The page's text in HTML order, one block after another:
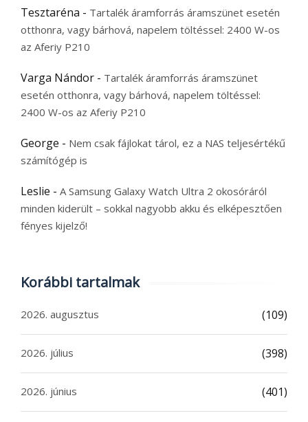
Tesztaréna - Tartalék áramforrás áramszünet esetén
otthonra, vagy bárhová, napelem töltéssel: 2400 W-os
az Aferiy P210
Varga Nándor - Tartalék áramforrás áramszünet
esetén otthonra, vagy bárhová, napelem töltéssel:
2400 W-os az Aferiy P210
George - Nem csak fájlokat tárol, ez a NAS teljesértékű
számítógép is
Leslie - A Samsung Galaxy Watch Ultra 2 okosóráról
minden kiderült – sokkal nagyobb akku és elképesztően
fényes kijelző!
Korábbi tartalmak
2026. augusztus (109)
2026. július (398)
2026. június (401)